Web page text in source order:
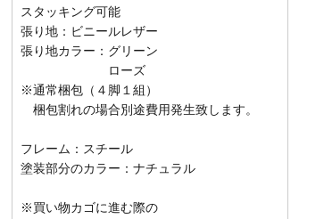
スタッキング可能
張り地：ビニールレザー
張り地カラー：グリーン
ローズ
※通常梱包（４脚１組）
梱包割れの場合別途費用発生致します。
フレーム：スチール
塗装部分のカラー：ナチュラル
※買い物カゴに進む際の